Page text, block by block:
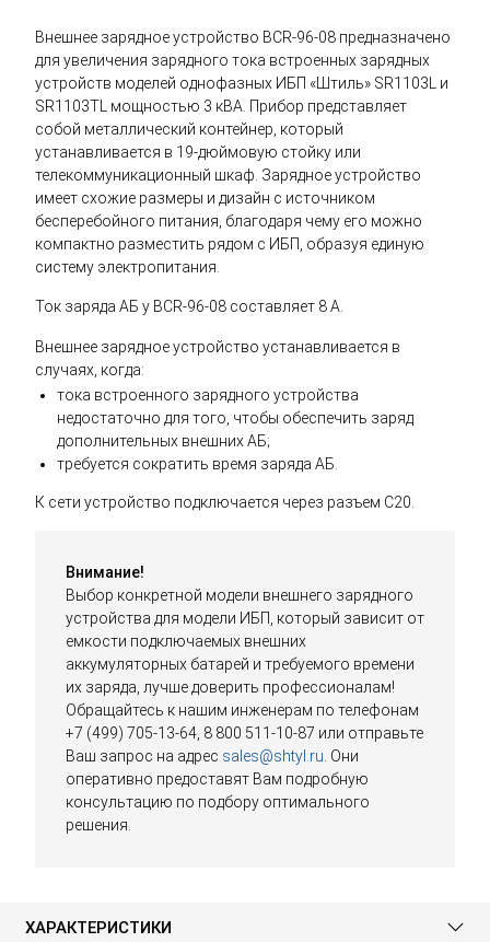
Внешнее зарядное устройство BСR-96-08 предназначено
для увеличения зарядного тока встроенных зарядных
устройств моделей однофазных ИБП «Штиль» SR1103L и
SR1103TL мощностью 3 кВА. Прибор представляет
собой металлический контейнер, который
устанавливается в 19-дюймовую стойку или
телекоммуникационный шкаф. Зарядное устройство
имеет схожие размеры и дизайн с источником
бесперебойного питания, благодаря чему его можно
компактно разместить рядом с ИБП, образуя единую
систему электропитания.
Ток заряда АБ у BСR-96-08 составляет 8 А.
Внешнее зарядное устройство устанавливается в
случаях, когда:
тока встроенного зарядного устройства
недостаточно для того, чтобы обеспечить заряд
дополнительных внешних АБ;
требуется сократить время заряда АБ.
К сети устройство подключается через разъем C20.
Внимание!
Выбор конкретной модели внешнего зарядного
устройства для модели ИБП, который зависит от
емкости подключаемых внешних
аккумуляторных батарей и требуемого времени
их заряда, лучше доверить профессионалам!
Обращайтесь к нашим инженерам по телефонам
+7 (499) 705-13-64, 8 800 511-10-87 или отправьте
Ваш запрос на адрес sales@shtyl.ru. Они
оперативно предоставят Вам подробную
консультацию по подбору оптимального
решения.
ХАРАКТЕРИСТИКИ